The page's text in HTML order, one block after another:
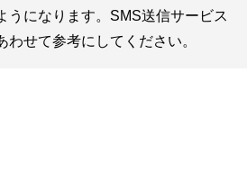
うになります。SMS送信サービス
せて参考にしてください。